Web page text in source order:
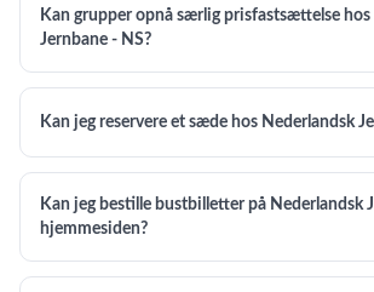
Kan grupper opnå særlig prisfastsættelse hos
Jernbane - NS?
Kan jeg reservere et sæde hos Nederlandsk
Kan jeg bestille bustbilletter på Nederlandsk
hjemmesiden?